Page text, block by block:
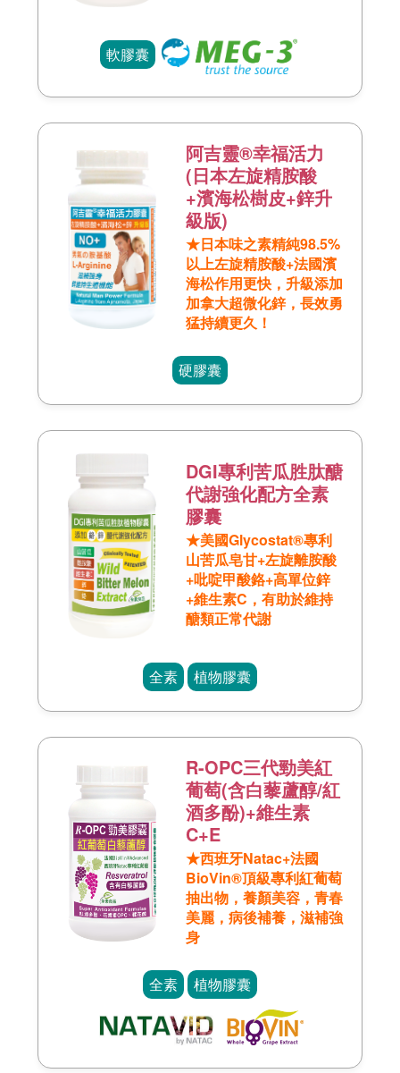
軟膠囊
阿吉靈®幸福活力
(日本左旋精胺酸
+濱海松樹皮+鋅升
級版)
★日本味之素精純98.5%
以上左旋精胺酸+法國濱
海松作用更快，升級添加
加拿大超微化鋅，長效勇
猛持續更久！
硬膠囊
DGI專利苦瓜胜肽醣
代謝強化配方全素
膠囊
★美國Glycostat®專利
山苦瓜皂甘+左旋離胺酸
+吡啶甲酸鉻+高單位鋅
+維生素C，有助於維持
醣類正常代謝
全素 植物膠囊
R-OPC三代勁美紅
葡萄(含白藜蘆醇/紅
酒多酚)+維生素
C+E
★西班牙Natac+法國
BioVin®頂級專利紅葡萄
抽出物，養顏美容，青春
美麗，病後補養，滋補強
身
全素 植物膠囊